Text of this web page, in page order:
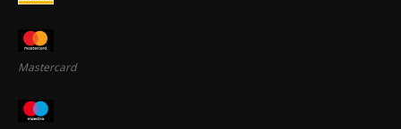
Mastercard